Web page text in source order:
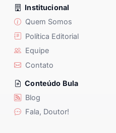
Institucional
Quem Somos
Política Editorial
Equipe
Contato
Conteúdo Bula
Blog
Fala, Doutor!